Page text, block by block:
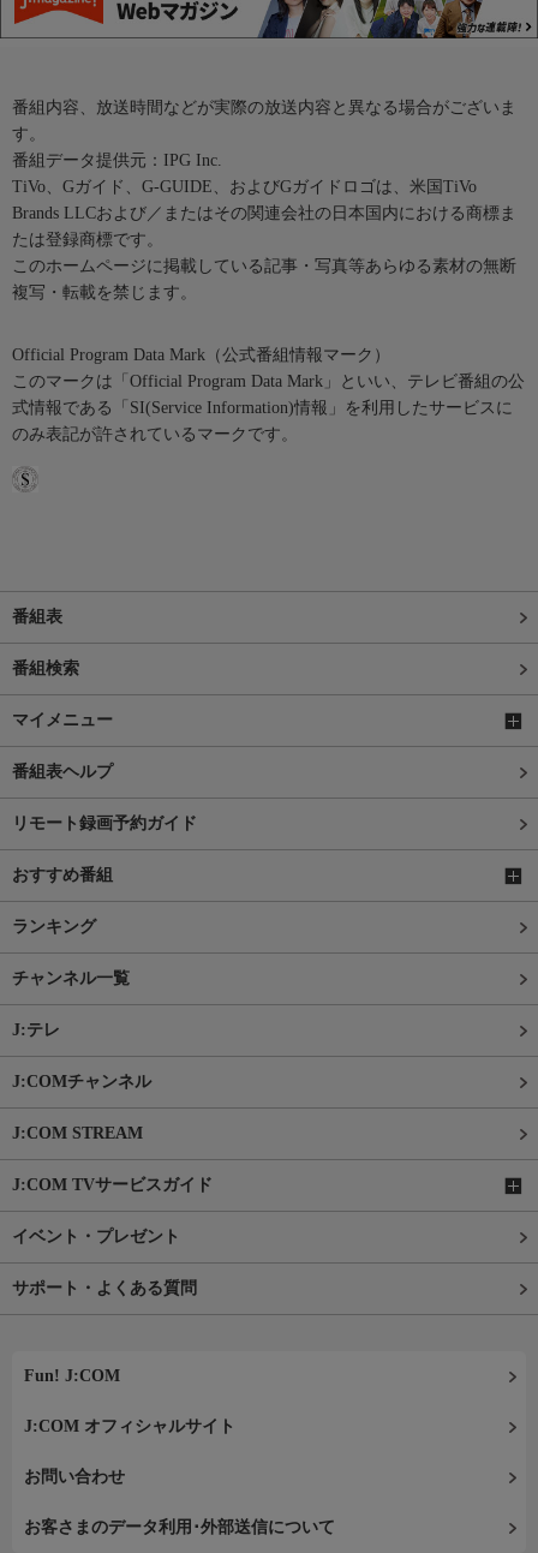
番組内容、放送時間などが実際の放送内容と異なる場合がございま
す。
番組データ提供元：IPG Inc.
TiVo、Gガイド、G-GUIDE、およびGガイドロゴは、米国TiVo
Brands LLCおよび／またはその関連会社の日本国内における商標ま
たは登録商標です。
このホームページに掲載している記事・写真等あらゆる素材の無断
複写・転載を禁じます。
Official Program Data Mark（公式番組情報マーク）
このマークは「Official Program Data Mark」といい、テレビ番組の公
式情報である「SI(Service Information)情報」を利用したサービスに
のみ表記が許されているマークです。
番組表
番組検索
マイメニュー
番組表ヘルプ
リモート録画予約ガイド
おすすめ番組
ランキング
チャンネル一覧
J:テレ
J:COMチャンネル
J:COM STREAM
J:COM TVサービスガイド
イベント・プレゼント
サポート・よくある質問
Fun! J:COM
J:COM オフィシャルサイト
お問い合わせ
お客さまのデータ利用･外部送信について